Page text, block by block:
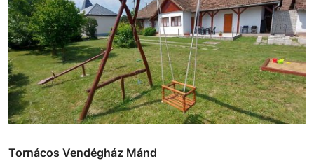
Tornácos Vendégház Mánd